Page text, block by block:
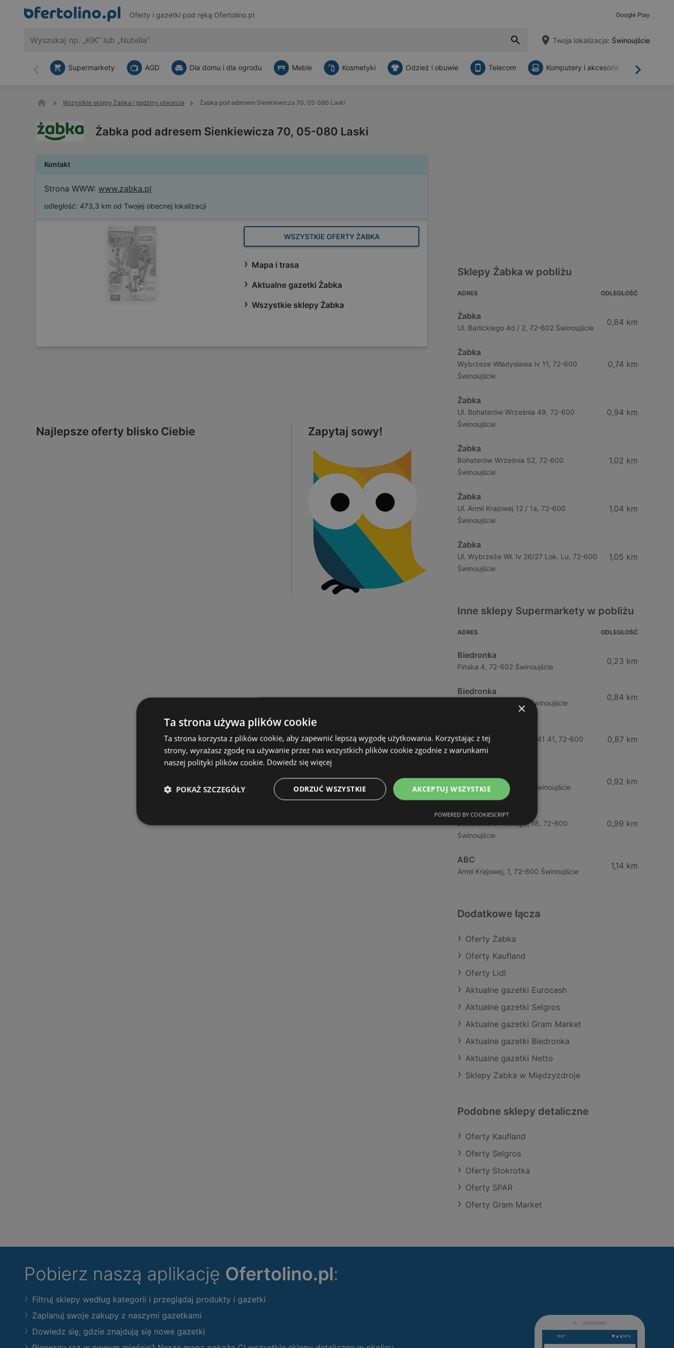
Oferty i gazetki pod ręką Ofertolino.pl Google Play
Twoja lokalizacja: Świnoujście
Wstecz Dalej
Supermarkety AGD Dla domu i dla ogrodu Meble Kosmetyki Odzież i obuwie Telecom Komputery i akcesoria
Wszystkie sklepy Żabka i godziny otwarcia Żabka pod adresem Sienkiewicza 70, 05-080 Laski
Żabka pod adresem Sienkiewicza 70, 05-080 Laski
Kontakt
Strona WWW: www.zabka.pl
odległość: 473,3 km od Twojej obecnej lokalizacji
WSZYSTKIE OFERTY ŻABKA
Mapa i trasa
Aktualne gazetki Żabka
Wszystkie sklepy Żabka
Najlepsze oferty blisko Ciebie Zapytaj sowy!
Sklepy Żabka w pobliżu
ADRES ODLEGŁOŚĆ
Żabka
Ul. Barlickiego 4d / 2, 72-602 Świnoujście
0,64 km
Żabka
Wybrzeze Władysława Iv 11, 72-600
Świnoujście
0,74 km
Żabka
Ul. Bohaterów Września 49, 72-600
Świnoujście
0,94 km
Żabka
Bohaterów Września 52, 72-600
Świnoujście
1,02 km
Żabka
Ul. Armii Krajowej 12 / 1a, 72-600
Świnoujście
1,04 km
Żabka
Ul. Wybrzeże Wł. Iv 26/27 Lok. Lu, 72-600
Świnoujście
1,05 km
Inne sklepy Supermarkety w pobliżu
ADRES ODLEGŁOŚĆ
Biedronka
Fińska 4, 72-602 Świnoujście
0,23 km
Biedronka
Chrobrego 9, 72-600 Świnoujście
0,84 km
Ul. Bohaterów Września 41 41, 72-600
Świnoujście
0,87 km
ABC
Barlickiego, 4, 72-600 Świnoujście
0,92 km
ABC
Bolesława Chrobrego, 18, 72-600
Świnoujście
0,99 km
ABC
Armii Krajowej, 1, 72-600 Świnoujście
1,14 km
Dodatkowe łącza
Oferty Żabka
Oferty Kaufland
Oferty Lidl
Aktualne gazetki Eurocash
Aktualne gazetki Selgros
Aktualne gazetki Gram Market
Aktualne gazetki Biedronka
Aktualne gazetki Netto
Sklepy Żabka w Międzyzdroje
Podobne sklepy detaliczne
Oferty Kaufland
Oferty Selgros
Oferty Stokrotka
Oferty SPAR
Oferty Gram Market
Pobierz naszą aplikację Ofertolino.pl:
Filtruj sklepy według kategorii i przeglądaj produkty i gazetki
Zaplanuj swoje zakupy z naszymi gazetkami
Dowiedz się, gdzie znajdują się nowe gazetki
×
Ta strona używa plików cookie
Ta strona korzysta z plików cookie, aby zapewnić lepszą wygodę użytkowania. Korzystając z tej
strony, wyrażasz zgodę na używanie przez nas wszystkich plików cookie zgodnie z warunkami
naszej polityki plików cookie. Dowiedz się więcej
AKCEPTUJ WSZYSTKIE
ODRZUĆ WSZYSTKIE
POKAŻ SZCZEGÓŁY
POWERED BY COOKIESCRIPT